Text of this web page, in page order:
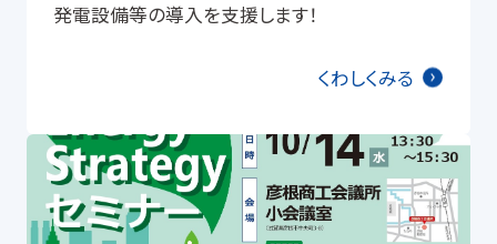
発電設備等の導入を支援します！
くわしくみる